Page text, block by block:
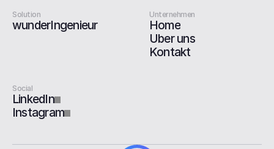
Solution
wunderIngenieur
Unternehmen
Home
Über uns
Kontakt
Social
LinkedIn
Instagram